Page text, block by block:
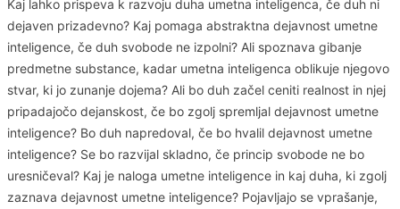
Kaj lahko prispeva k razvoju duha umetna inteligenca, če duh ni
dejaven prizadevno? Kaj pomaga abstraktna dejavnost umetne
inteligence, če duh svobode ne izpolni? Ali spoznava gibanje
predmetne substance, kadar umetna inteligenca oblikuje njegovo
stvar, ki jo zunanje dojema? Ali bo duh začel ceniti realnost in njej
pripadajočo dejanskost, če bo zgolj spremljal dejavnost umetne
inteligence? Bo duh napredoval, če bo hvalil dejavnost umetne
inteligence? Se bo razvijal skladno, če princip svobode ne bo
uresničeval? Kaj je naloga umetne inteligence in kaj duha, ki zgolj
zaznava dejavnost umetne inteligence? Pojavljajo se vprašanje,